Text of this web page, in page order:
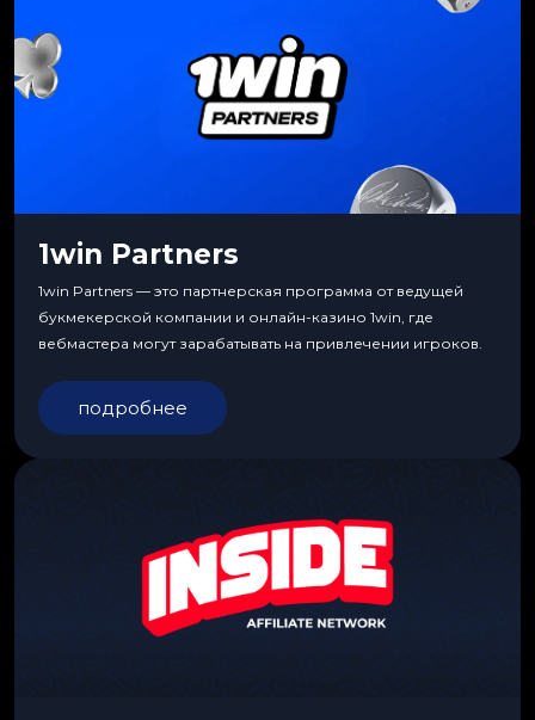
1win Partners
1win Partners — это партнерская программа от ведущей
букмекерской компании и онлайн-казино 1win, где
вебмастера могут зарабатывать на привлечении игроков.
подробнее